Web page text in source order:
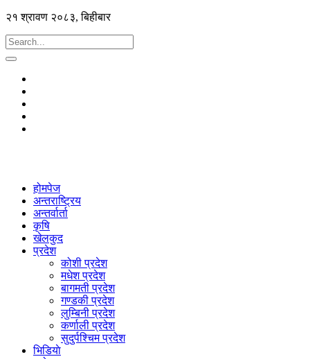
२१ श्रावण २०८३, बिहीबार
होमपेज
अन्तराष्ट्रिय
अन्तर्वार्ता
कृषि
खेलकुद
प्रदेश
कोशी प्रदेश
मधेश प्रदेश
बागमती प्रदेश
गण्डकी प्रदेश
लुम्बिनी प्रदेश
कर्णाली प्रदेश
सुदुर्पश्चिम प्रदेश
भिडियाे